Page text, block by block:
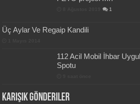
1
Üç Aylar Ve Regaip Kandili
112 Acil Mobil İhbar
Spotu
Karışık Gönderiler